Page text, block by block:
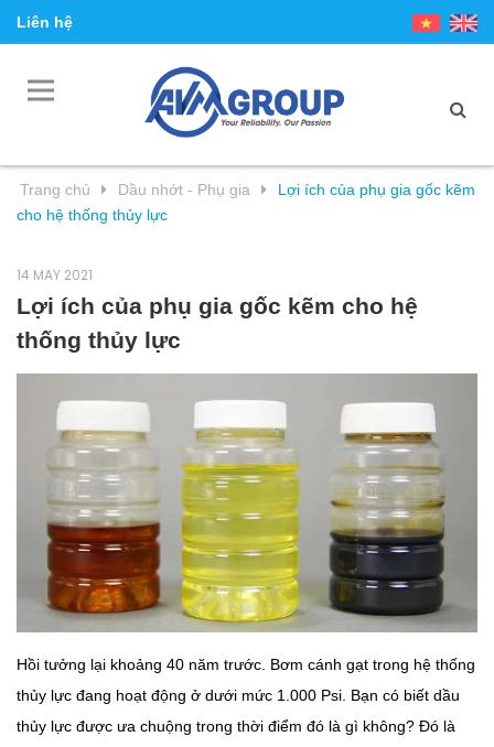
Liên hệ
Trang chủ Dầu nhớt - Phụ gia
Lợi ích của phụ gia gốc kẽm
cho hệ thống thủy lực
14 MAY 2021
Lợi ích của phụ gia gốc kẽm cho hệ
thống thủy lực
Hồi tưởng lại khoảng 40 năm trước. Bơm cánh gạt trong hệ thống
thủy lực đang hoạt động ở dưới mức 1.000 Psi. Bạn có biết dầu
thủy lực được ưa chuộng trong thời điểm đó là gì không? Đó là